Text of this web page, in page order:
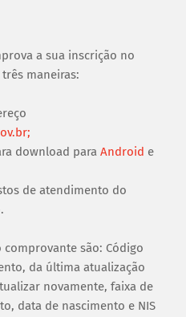
a sua inscrição no
maneiras:
download para Android e
de atendimento do
são: Código
da última atualização
novamente, faixa de
data de nascimento e NIS